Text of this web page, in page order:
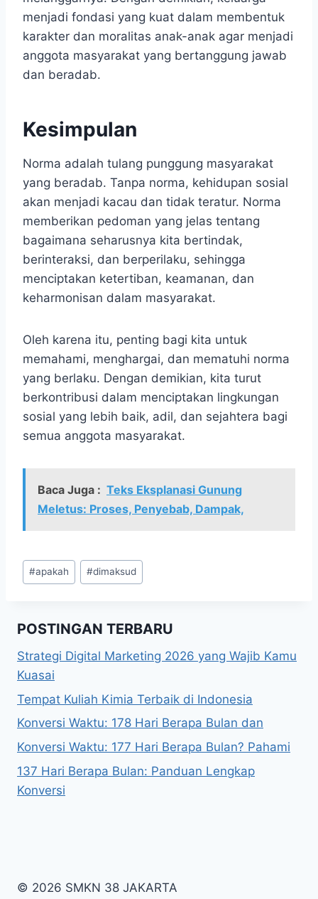
menjadi fondasi yang kuat dalam membentuk
karakter dan moralitas anak-anak agar menjadi
anggota masyarakat yang bertanggung jawab
dan beradab.
Kesimpulan
Norma adalah tulang punggung masyarakat
yang beradab. Tanpa norma, kehidupan sosial
akan menjadi kacau dan tidak teratur. Norma
memberikan pedoman yang jelas tentang
bagaimana seharusnya kita bertindak,
berinteraksi, dan berperilaku, sehingga
menciptakan ketertiban, keamanan, dan
keharmonisan dalam masyarakat.
Oleh karena itu, penting bagi kita untuk
memahami, menghargai, dan mematuhi norma
yang berlaku. Dengan demikian, kita turut
berkontribusi dalam menciptakan lingkungan
sosial yang lebih baik, adil, dan sejahtera bagi
semua anggota masyarakat.
Baca Juga : Teks Eksplanasi Gunung
Meletus: Proses, Penyebab, Dampak,
Post
Tags:
#apakah #dimaksud
POSTINGAN TERBARU
Strategi Digital Marketing 2026 yang Wajib Kamu
Kuasai
Tempat Kuliah Kimia Terbaik di Indonesia
Konversi Waktu: 178 Hari Berapa Bulan dan
Konversi Waktu: 177 Hari Berapa Bulan? Pahami
137 Hari Berapa Bulan: Panduan Lengkap
Konversi
© 2026 SMKN 38 JAKARTA